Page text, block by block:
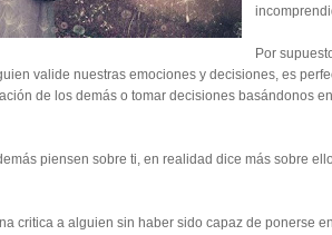
Por
valide nuestras emociones y decisiones, es
de los demás o tomar decisiones basándonos
piensen sobre ti, en realidad dice más sobre
critica a alguien sin haber sido capaz de ponerse